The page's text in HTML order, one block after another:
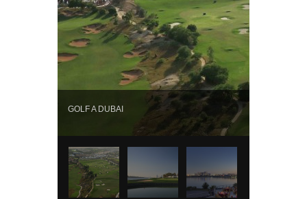
GOLF A DUBAI